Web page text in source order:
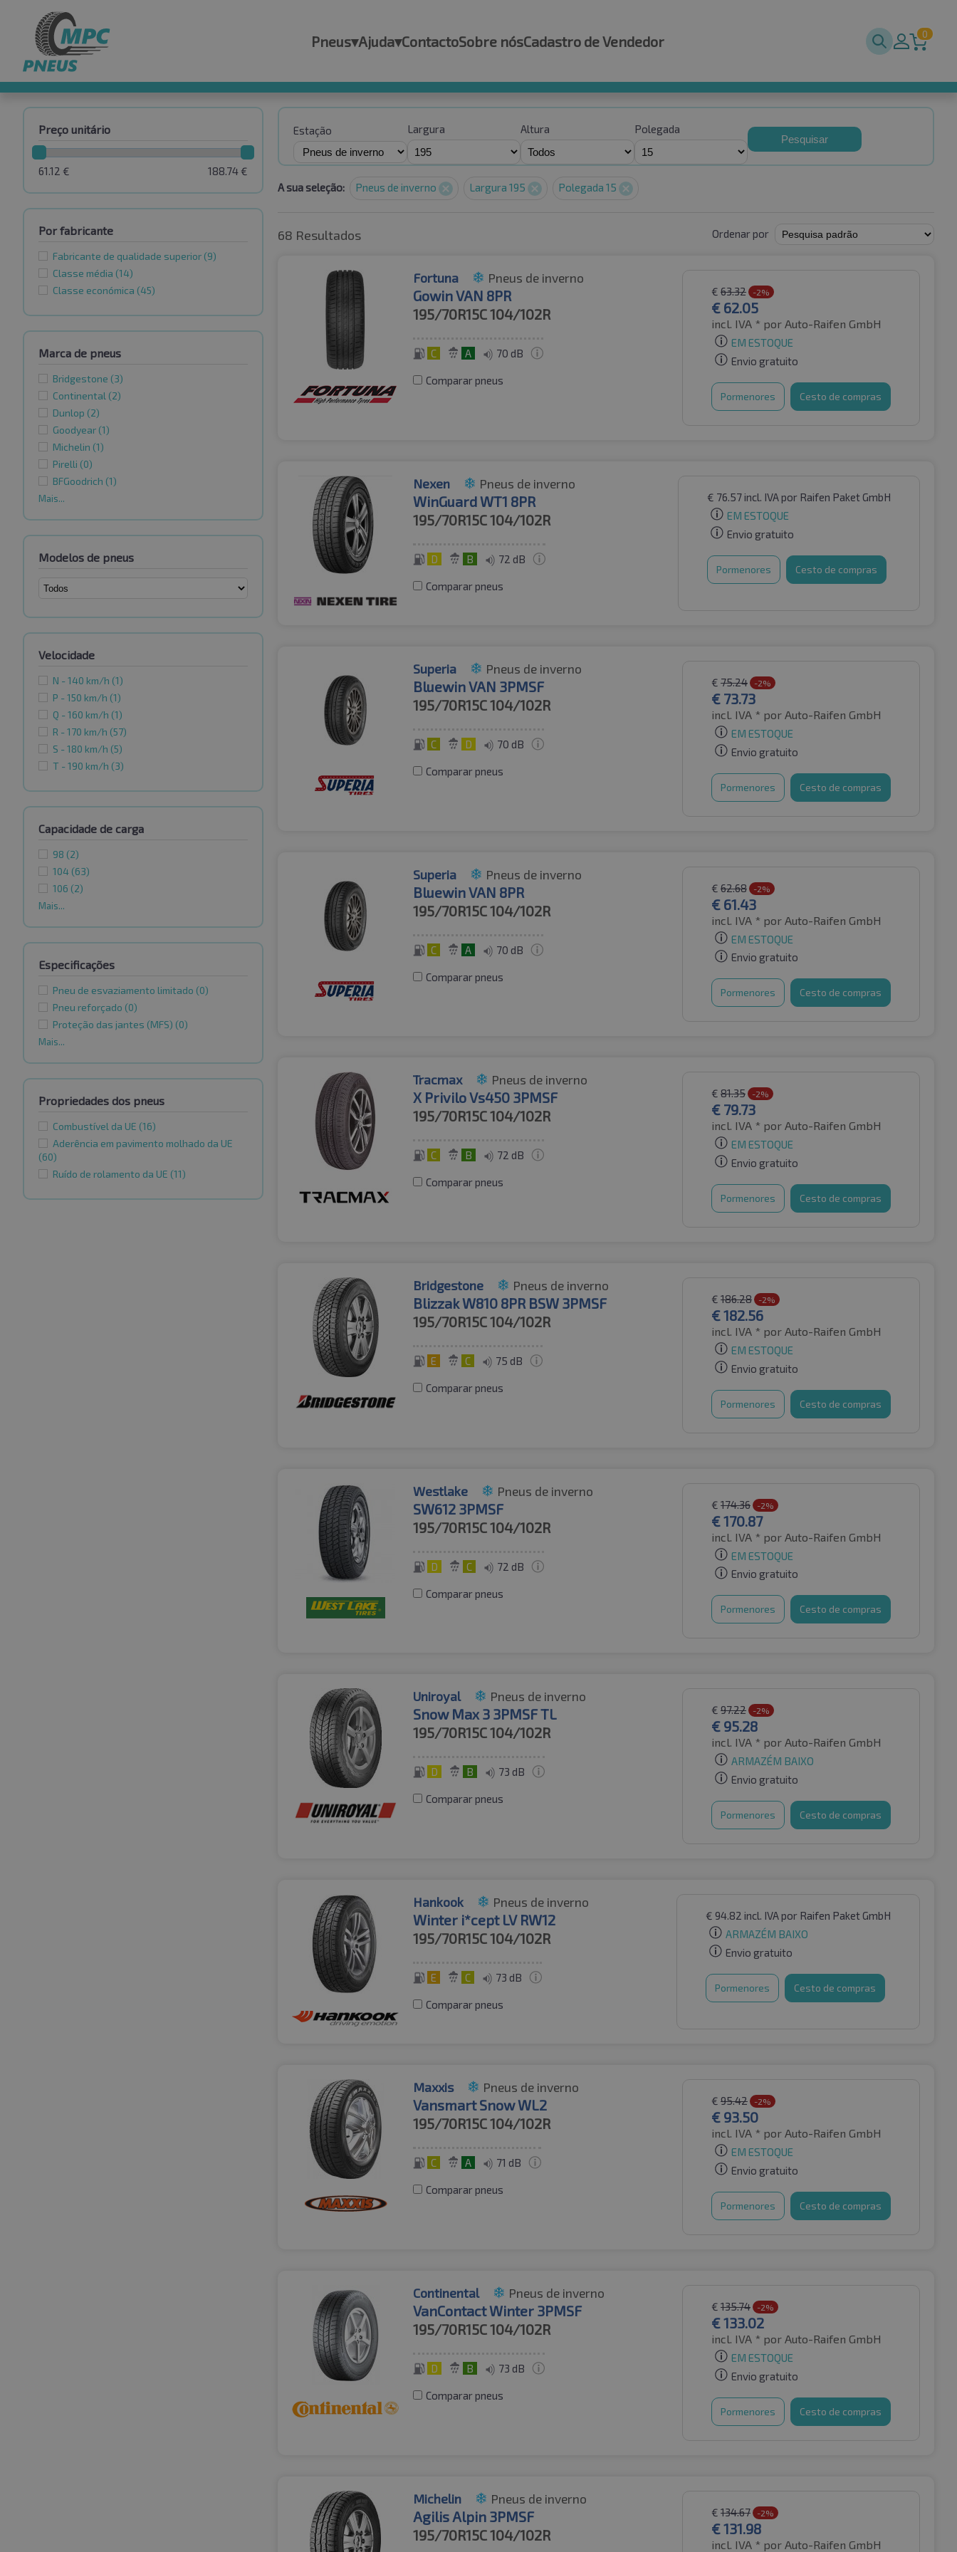
Pneus▾Ajuda▾ContactoSobre nósCadastro de Vendedor 0
Preço unitário
188.74 €
61.12 €
Por fabricante
Fabricante de qualidade superior (9)
Classe média (14)
Classe económica (45)
Marca de pneus
Bridgestone (3)
Continental (2)
Dunlop (2)
Goodyear (1)
Michelin (1)
Pirelli (0)
BFGoodrich (1)
Mais...
Modelos de pneus
Velocidade
N - 140 km/h (1)
P - 150 km/h (1)
Q - 160 km/h (1)
R - 170 km/h (57)
S - 180 km/h (5)
T - 190 km/h (3)
Capacidade de carga
98 (2)
104 (63)
106 (2)
Mais...
Especificações
Pneu de esvaziamento limitado (0)
Pneu reforçado (0)
Proteção das jantes (MFS) (0)
Mais...
Propriedades dos pneus
Combustível da UE (16)
Aderência em pavimento molhado da UE
(60)
Ruído de rolamento da UE (11)
Estação Largura Altura Polegada
Pesquisar
A sua seleção: Pneus de inverno Largura 195 Polegada 15
68 Resultados Ordenar por
Fortuna Pneus de inverno
Gowin VAN 8PR
195/70R15C104/102R
C A 70 dB
Comparar pneus
€ 63.32 -2%
€ 62.05
incl. IVA * por Auto-Raifen GmbH
EM ESTOQUE
Envio gratuito
Pormenores Cesto de compras
Nexen Pneus de inverno
WinGuard WT1 8PR
195/70R15C104/102R
D B 72 dB
Comparar pneus
€ 76.57incl. IVApor Raifen Paket GmbH
EM ESTOQUE
Envio gratuito
Pormenores Cesto de compras
Superia Pneus de inverno
Bluewin VAN 3PMSF
195/70R15C104/102R
C D 70 dB
Comparar pneus
€ 75.24 -2%
€ 73.73
incl. IVA * por Auto-Raifen GmbH
EM ESTOQUE
Envio gratuito
Pormenores Cesto de compras
Superia Pneus de inverno
Bluewin VAN 8PR
195/70R15C104/102R
C A 70 dB
Comparar pneus
€ 62.68 -2%
€ 61.43
incl. IVA * por Auto-Raifen GmbH
EM ESTOQUE
Envio gratuito
Pormenores Cesto de compras
Tracmax Pneus de inverno
X Privilo Vs450 3PMSF
195/70R15C104/102R
C B 72 dB
Comparar pneus
€ 81.35 -2%
€ 79.73
incl. IVA * por Auto-Raifen GmbH
EM ESTOQUE
Envio gratuito
Pormenores Cesto de compras
Bridgestone Pneus de inverno
Blizzak W810 8PR BSW 3PMSF
195/70R15C104/102R
E C 75 dB
Comparar pneus
€ 186.28 -2%
€182.56
incl. IVA * por Auto-Raifen GmbH
EM ESTOQUE
Envio gratuito
Pormenores Cesto de compras
Westlake Pneus de inverno
SW612 3PMSF
195/70R15C104/102R
D C 72 dB
Comparar pneus
€ 174.36 -2%
€170.87
incl. IVA * por Auto-Raifen GmbH
EM ESTOQUE
Envio gratuito
Pormenores Cesto de compras
Uniroyal Pneus de inverno
Snow Max 3 3PMSF TL
195/70R15C104/102R
D B 73 dB
Comparar pneus
€ 97.22 -2%
€ 95.28
incl. IVA * por Auto-Raifen GmbH
ARMAZÉM BAIXO
Envio gratuito
Pormenores Cesto de compras
Hankook Pneus de inverno
Winter i*cept LV RW12
195/70R15C104/102R
E C 73 dB
Comparar pneus
€ 94.82 incl. IVApor Raifen Paket GmbH
ARMAZÉM BAIXO
Envio gratuito
Pormenores Cesto de compras
Maxxis Pneus de inverno
Vansmart Snow WL2
195/70R15C104/102R
C A 71 dB
Comparar pneus
€ 95.42 -2%
€ 93.50
incl. IVA * por Auto-Raifen GmbH
EM ESTOQUE
Envio gratuito
Pormenores Cesto de compras
Continental Pneus de inverno
VanContact Winter 3PMSF
195/70R15C104/102R
D B 73 dB
Comparar pneus
€ 135.74 -2%
€133.02
incl. IVA * por Auto-Raifen GmbH
EM ESTOQUE
Envio gratuito
Pormenores Cesto de compras
Michelin Pneus de inverno
Agilis Alpin 3PMSF
195/70R15C104/102R
€ 134.67 -2%
€131.98
incl. IVA * por Auto-Raifen GmbH